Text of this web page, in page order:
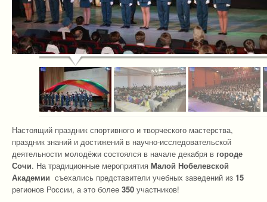
Настоящий праздник спортивного и творческого мастерства,
праздник знаний и достижений в научно-исследовательской
деятельности молодёжи состоялся в начале декабря в городе
Сочи. На традиционные мероприятия Малой Нобелевской
Академии съехались представители учебных заведений из 15
регионов России, а это более 350 участников!